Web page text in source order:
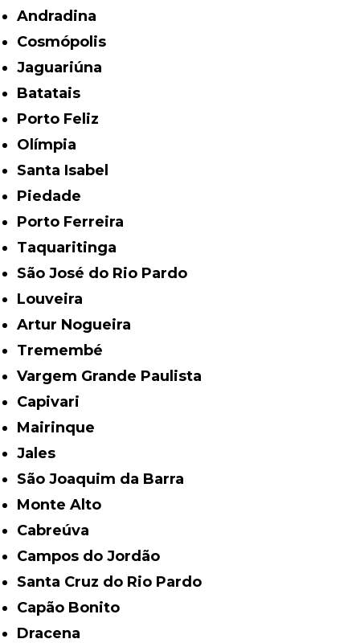
Andradina
Cosmópolis
Jaguariúna
Batatais
Porto Feliz
Olímpia
Santa Isabel
Piedade
Porto Ferreira
Taquaritinga
São José do Rio Pardo
Louveira
Artur Nogueira
Tremembé
Vargem Grande Paulista
Capivari
Mairinque
Jales
São Joaquim da Barra
Monte Alto
Cabreúva
Campos do Jordão
Santa Cruz do Rio Pardo
Capão Bonito
Dracena